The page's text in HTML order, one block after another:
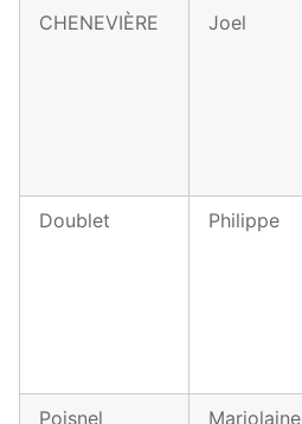
CHENEVIÈRE Joel
Doublet Philippe
Poisnel Marjolaine